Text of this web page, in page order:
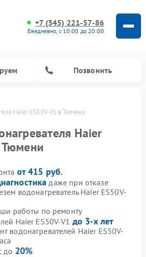
+7 (345) 221-57-86
Ежедневно, с 10:00 до 20:00
Позвонить
Haier ES50V-V1 в Тюмени
Haier
Тюмени
от 415 руб.
даже при отказе
водонагреватель Haier ES50V-
работы по ремонту
Haier ES50V-V1 до 3-х лет
водонагревателей Haier ES50V-
до 20%